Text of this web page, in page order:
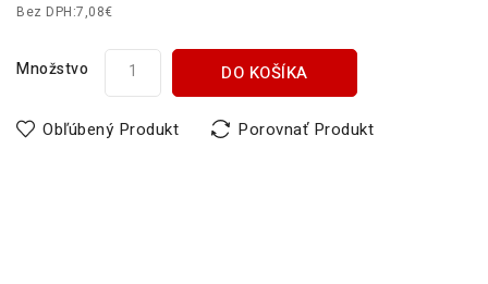
Bez DPH:7,08€
Množstvo DO KOŠÍKA
Obľúbený Produkt Porovnať Produkt